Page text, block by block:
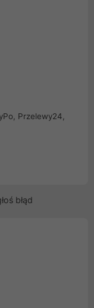
Przelewy24,
błąd